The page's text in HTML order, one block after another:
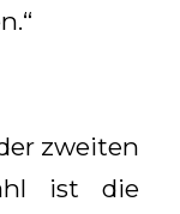
zweiten
ist die